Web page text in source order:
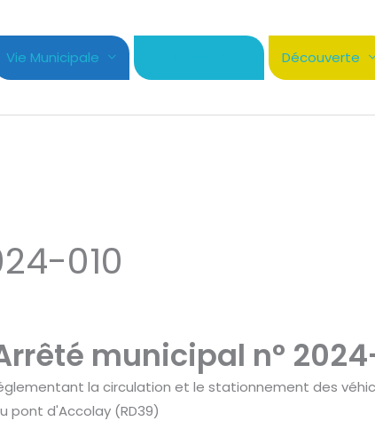
Vie Municipale Découverte
010
municipal n°
la circulation et le stationnement des
pont d'Accolay (RD39)